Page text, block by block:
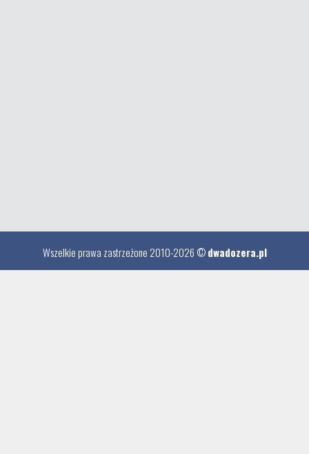
Wszelkie prawa zastrzeżone 2010-2026 ©dwadozera.pl